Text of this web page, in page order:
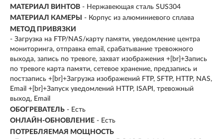
МАТЕРИАЛ ВИНТОВ - Нержавеющая сталь SUS304
МАТЕРИАЛ КАМЕРЫ
- Корпус из алюминиевого сплава
МЕТОД ПРИВЯЗКИ
- Загрузка на FTP/NAS/карту памяти, уведомление центра
мониторинга, отправка email, срабатывание тревожного
выхода, запись по тревоге, захват изображения +[br]+Запись
по тревоге карта памяти, сетевое хранение, предзапись и
постзапись +[br]+Загрузка изображений FTP, SFTP, HTTP, NAS,
Email +[br]+Запуск уведомлений HTTP, ISAPI, тревожный
выход, Email
ОБОГРЕВАТЕЛЬ - Есть
ОНЛАЙН-ОБНОВЛЕНИЕ - Есть
ПОТРЕБЛЯЕМАЯ МОЩНОСТЬ